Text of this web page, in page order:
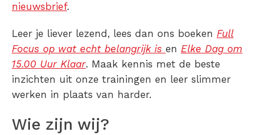
nieuwsbrief.
Leer je liever lezend, lees dan ons boeken Full
Focus op wat echt belangrijk is en Elke Dag om
15.00 Uur Klaar. Maak kennis met de beste
inzichten uit onze trainingen en leer slimmer
werken in plaats van harder.
Wie zijn wij?